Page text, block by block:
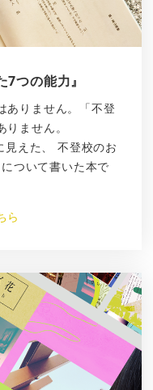
7つの能力』
ありません。「不登
ません。
えた、 不登校のお
ついて書いた本で
ら